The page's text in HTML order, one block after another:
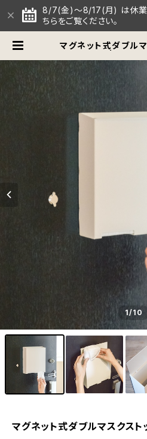
8/7(金)～8/17(月) は休業
ちらをご覧ください。
マグネット式ダブル
レンド）オンラ
1/10
マグネット式ダブルマスクスト